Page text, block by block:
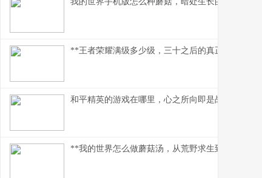
**王者荣耀满级多少级，三十之后的真正征途**
和平精英的游戏在哪里，心之所向即是战场，副标
**我的世界怎么做蘑菇汤，从荒野求生到精致烹饪